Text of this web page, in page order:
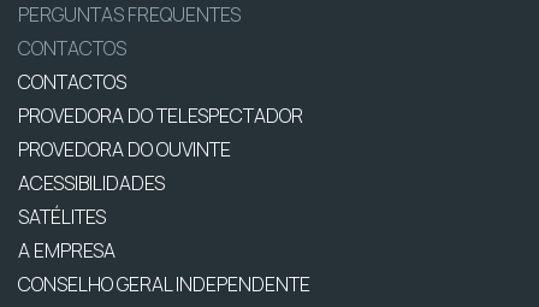
PERGUNTAS FREQUENTES
CONTACTOS
CONTACTOS
PROVEDORA DO TELESPECTADOR
PROVEDORA DO OUVINTE
ACESSIBILIDADES
SATÉLITES
A EMPRESA
CONSELHO GERAL INDEPENDENTE